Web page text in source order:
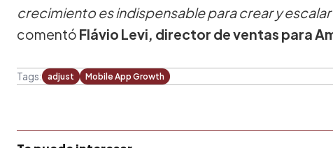
crecimiento es indispensable para crear y
comentó Flávio Levi, director de ventas para
Tags: adjust Mobile App Growth